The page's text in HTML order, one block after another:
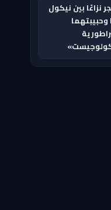
نزاعًا بين نيكول
وحبيبتهما